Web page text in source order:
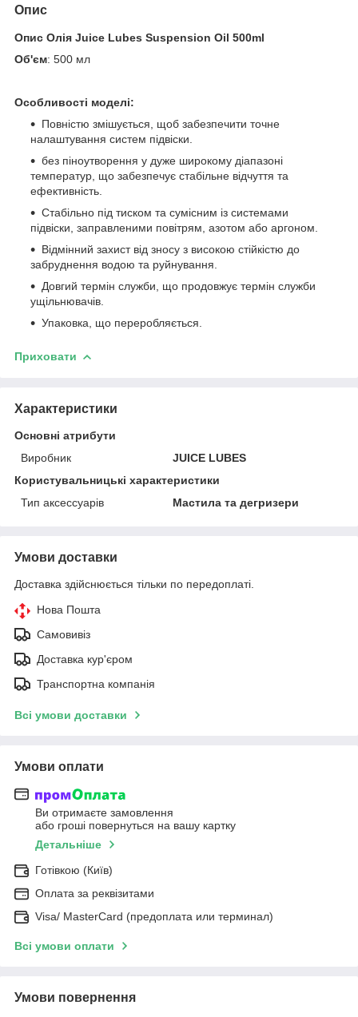
Опис
Опис Олія Juice Lubes Suspension Oil 500ml
Об'єм: 500 мл
Особливості моделі:
Повністю змішується, щоб забезпечити точне
налаштування систем підвіски.
без піноутворення у дуже широкому діапазоні
температур, що забезпечує стабільне відчуття та
ефективність.
Стабільно під тиском та сумісним із системами
підвіски, заправленими повітрям, азотом або аргоном.
Відмінний захист від зносу з високою стійкістю до
забруднення водою та руйнування.
Довгий термін служби, що продовжує термін служби
ущільнювачів.
Упаковка, що переробляється.
Приховати
Характеристики
Основні атрибути
Виробник
JUICE LUBES
Користувальницькі характеристики
Тип аксессуарів
Мастила та дегризери
Умови доставки
Доставка здійснюється тільки по передоплаті.
Нова Пошта
Самовивіз
Доставка кур'єром
Транспортна компанія
Всі умови доставки
Умови оплати
Ви отримаєте замовлення
або гроші повернуться на вашу картку
Детальніше
Готівкою (Київ)
Оплата за реквізитами
Visa/ MasterCard (предоплата или терминал)
Всі умови оплати
Умови повернення